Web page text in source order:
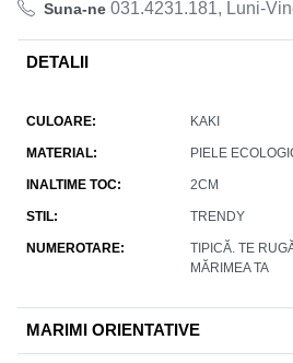
Suna-ne 031.4231.181, Luni-
DETALII
CULOARE KAKI
MATERIAL PIELE
INALTIME TOC 2CM
STIL TRENDY
NUMEROTARE
TIPICĂ. TE
MĂRIMEA TA
MARIMI ORIENTATIVE